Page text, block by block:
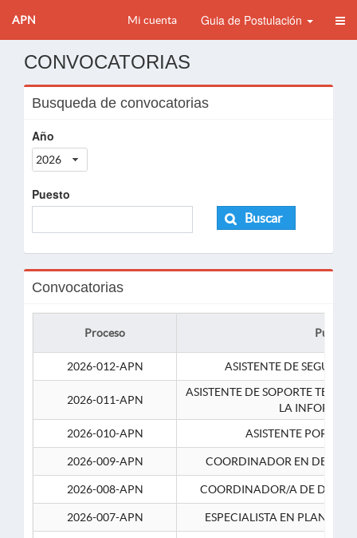
APN Mi cuenta Guia de Postulación
CONVOCATORIAS
Busqueda de convocatorias
Año
2026
Puesto
Buscar
Convocatorias
Proceso Puesto
2026-012-APN ASISTENTE DE
2026-011-APN
ASISTENTE DE SOPORTE
LA
2026-010-APN
ASISTENTE
2026-009-APN COORDINADOR EN
2026-008-APN COORDINADOR/A DE
2026-007-APN ESPECIALISTA EN